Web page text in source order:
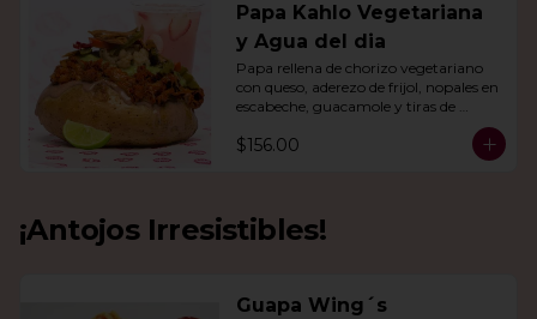
Papa Kahlo Vegetariana
y Agua del dia
Papa rellena de chorizo vegetariano
con queso, aderezo de frijol, nopales en
escabeche, guacamole y tiras de
$156.00
¡Antojos Irresistibles!
Guapa Wing´s